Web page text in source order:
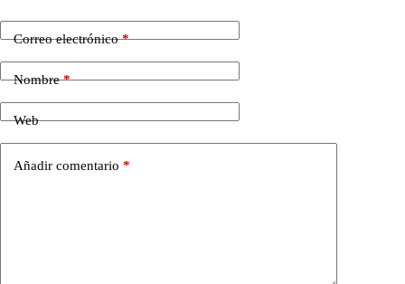
Correo electrónico*
Nombre*
Web
Añadir comentario *